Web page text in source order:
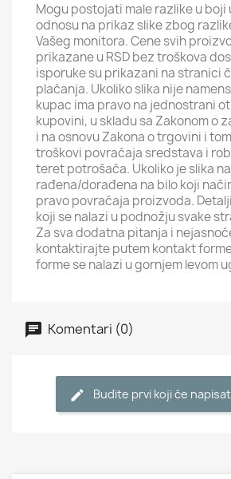
Mogu postojati male razlike u boji
odnosu na prikaz slike zbog
Vašeg monitora. Cene svih
prikazane u RSD bez troškova
isporuke su prikazani na stranici
plaćanja. Ukoliko slika nije
kupac ima pravo na jednostrani
kupovini, u skladu sa Zakonom o
i na osnovu Zakona o trgovini i
troškovi povraćaja sredstava i
teret potrošača. Ukoliko je slika
rađena/dorađena na bilo koji
pravo povraćaja proizvoda.
koji se nalazi u podnožju svake
Za sva dodatna pitanja i
kontaktirajte putem kontakt
forme se nalazi u gornjem levom
Komentari (0)
Budite prvi koji će